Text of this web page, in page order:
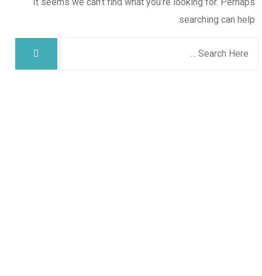
searching can help.